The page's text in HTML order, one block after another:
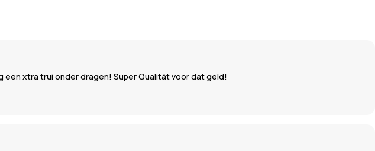
een xtra trui onder dragen! Super Qualität voor dat geld!